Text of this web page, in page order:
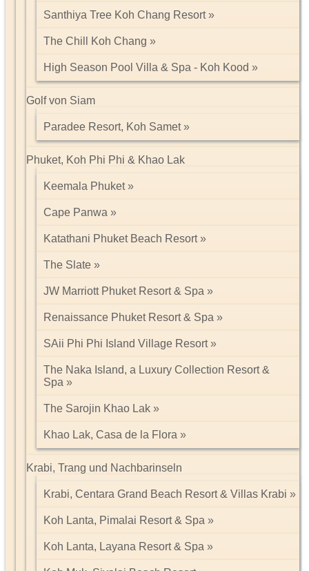
Santhiya Tree Koh Chang Resort
The Chill Koh Chang
High Season Pool Villa & Spa - Koh Kood
Golf von Siam
Paradee Resort, Koh Samet
Phuket, Koh Phi Phi & Khao Lak
Keemala Phuket
Cape Panwa
Katathani Phuket Beach Resort
The Slate
JW Marriott Phuket Resort & Spa
Renaissance Phuket Resort & Spa
SAii Phi Phi Island Village Resort
The Naka Island, a Luxury Collection Resort &
Spa
The Sarojin Khao Lak
Khao Lak, Casa de la Flora
Krabi, Trang und Nachbarinseln
Krabi, Centara Grand Beach Resort & Villas Krabi
Koh Lanta, Pimalai Resort & Spa
Koh Lanta, Layana Resort & Spa